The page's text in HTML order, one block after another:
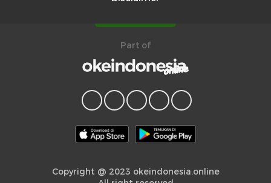
Part of
Copyright @ 2023 okeindonesia.online